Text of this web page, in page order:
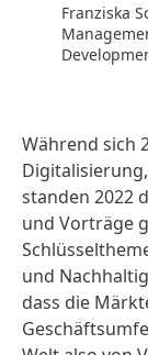
Franziska
Während sich
standen 2022
und Vorträge
und
dass die